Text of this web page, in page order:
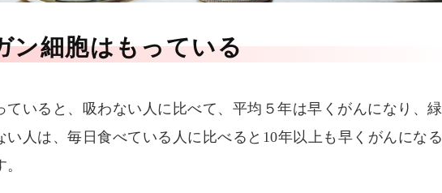
ン細胞はもっている
ていると、吸わない人に比べて、平均５年は早くがんになり、緑
い人は、毎日食べている人に比べると10年以上も早くがんになる